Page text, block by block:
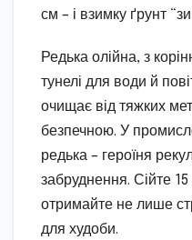
см – і взимку ґрунт
Редька олійна, з
тунелі для води й
очищає від тяжких
безпечною. У
редька – героїня
забруднення. Сійте
отримайте не лише
для худоби.